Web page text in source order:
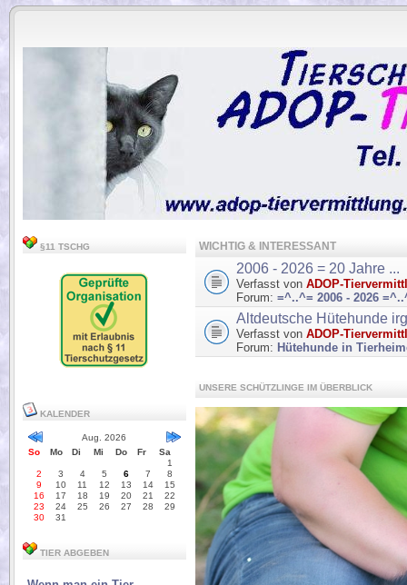
.
§11 TSCHG
KALENDER
Aug. 2026
So
Mo Di Mi Do Fr
Sa
1
2
3 4 5 6 7
8
9
10 11 12 13 14
15
16
17 18 19 20 21
22
23
24 25 26 27 28
29
30
31
TIER ABGEBEN
WICHTIG & INTERESSANT
2006 - 2026 = 20 Jahre ...
Verfasst von ADOP-
Forum: =^..^= 2006 - 2026
Altdeutsche Hütehunde
Verfasst von ADOP-
Forum: Hütehunde in
UNSERE SCHÜTZLINGE IM ÜBERBLICK